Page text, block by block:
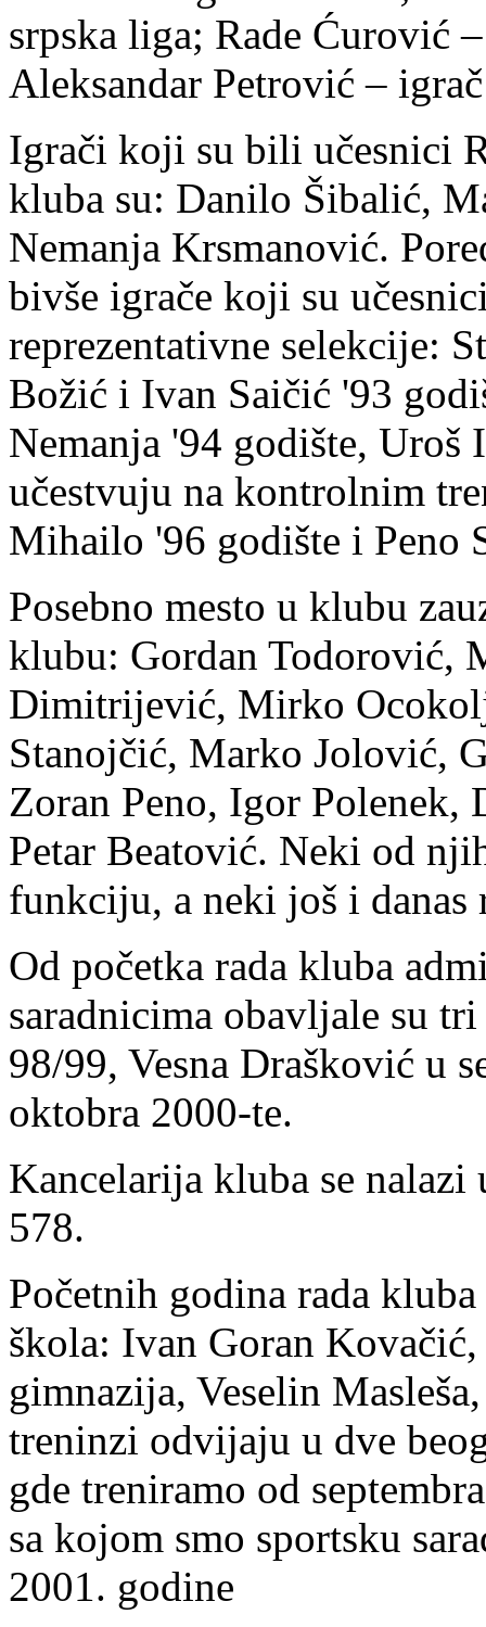
srpska liga; Rade Ćurović
Aleksandar Petrović –
Igrači koji su bili učesnici
kluba su: Danilo Šibalić,
Nemanja Krsmanović.
bivše igrače koji su
reprezentativne selekcije:
Božić i Ivan Saičić '93
Nemanja '94 godište,
učestvuju na kontrolnim
Mihailo '96 godište i Peno
Posebno mesto u klubu
klubu: Gordan Todorović,
Dimitrijević, Mirko
Stanojčić, Marko Jolović,
Zoran Peno, Igor Polenek,
Petar Beatović. Neki od
funkciju, a neki još i danas
Od početka rada kluba
saradnicima obavljale su
98/99, Vesna Drašković u
oktobra 2000-te.
Kancelarija kluba se
578.
Početnih godina rada
škola: Ivan Goran
gimnazija, Veselin
treninzi odvijaju u dve
gde treniramo od
sa kojom smo sportsku
2001. godine